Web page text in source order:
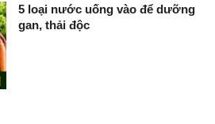
5 loại nước uống vào để dưỡng
gan, thải độc